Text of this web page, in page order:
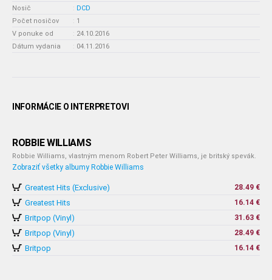
Nosič
: DCD
Počet nosičov
: 1
V ponuke od
: 24.10.2016
Dátum vydania
: 04.11.2016
INFORMÁCIE O INTERPRETOVI
ROBBIE WILLIAMS
Robbie Williams, vlastným menom Robert Peter Williams, je britský spevák.
Zobraziť všetky albumy Robbie Williams
Greatest Hits (Exclusive) 28.49 €
Greatest Hits 16.14 €
Britpop (Vinyl) 31.63 €
Britpop (Vinyl) 28.49 €
Britpop 16.14 €